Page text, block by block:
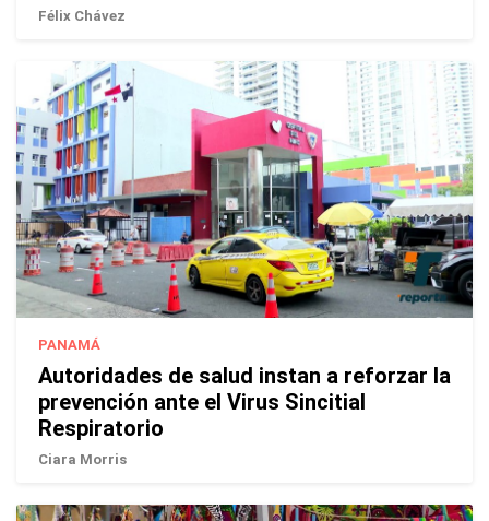
Félix Chávez
PANAMÁ
Autoridades de salud instan a reforzar la
prevención ante el Virus Sincitial
Respiratorio
Ciara Morris